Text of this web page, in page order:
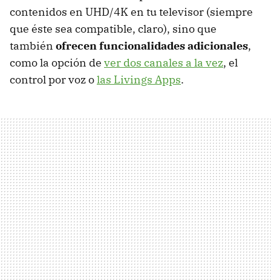
contenidos en UHD/4K en tu televisor (siempre
que éste sea compatible, claro), sino que
también ofrecen funcionalidades adicionales,
como la opción de ver dos canales a la vez, el
control por voz olas Livings Apps.